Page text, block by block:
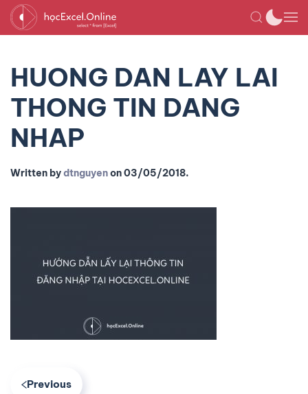
HUONG DAN LAY LAI
THONG TIN DANG
NHAP
Written bydtnguyenon03/05/2018.
Previous